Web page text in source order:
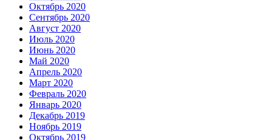
Октябрь 2020
Сентябрь 2020
Август 2020
Июль 2020
Июнь 2020
Май 2020
Апрель 2020
Март 2020
Февраль 2020
Январь 2020
Декабрь 2019
Ноябрь 2019
Октябрь 2019